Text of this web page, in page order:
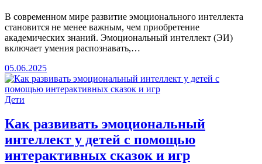
В современном мире развитие эмоционального интеллекта
становится не менее важным, чем приобретение
академических знаний. Эмоциональный интеллект (ЭИ)
включает умения распознавать,…
05.06.2025
Дети
Как развивать эмоциональный
интеллект у детей с помощью
интерактивных сказок и игр